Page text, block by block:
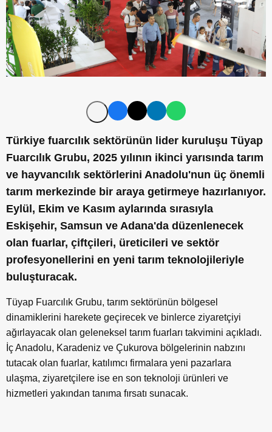
Türkiye fuarcılık sektörünün lider kuruluşu Tüyap
Fuarcılık Grubu, 2025 yılının ikinci yarısında tarım
ve hayvancılık sektörlerini Anadolu'nun üç önemli
tarım merkezinde bir araya getirmeye hazırlanıyor.
Eylül, Ekim ve Kasım aylarında sırasıyla
Eskişehir, Samsun ve Adana'da düzenlenecek
olan fuarlar, çiftçileri, üreticileri ve sektör
profesyonellerini en yeni tarım teknolojileriyle
buluşturacak.
Tüyap Fuarcılık Grubu, tarım sektörünün bölgesel
dinamiklerini harekete geçirecek ve binlerce ziyaretçiyi
ağırlayacak olan geleneksel tarım fuarları takvimini açıkladı.
İç Anadolu, Karadeniz ve Çukurova bölgelerinin nabzını
tutacak olan fuarlar, katılımcı firmalara yeni pazarlara
ulaşma, ziyaretçilere ise en son teknoloji ürünleri ve
hizmetleri yakından tanıma fırsatı sunacak.